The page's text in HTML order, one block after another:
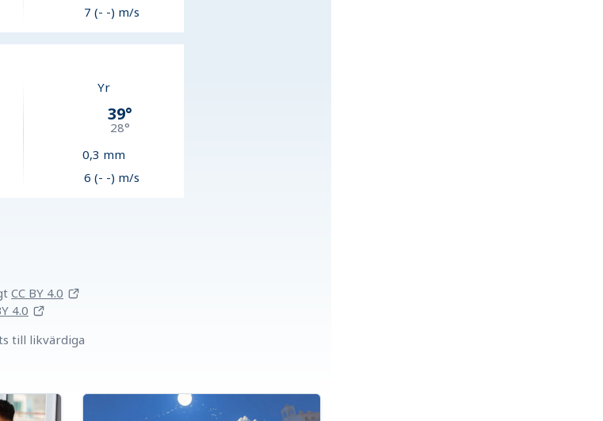
7 (- -) m/s
Yr
39°
28°
0,3 mm
6 (- -) m/s
CC BY 4.0
4.0
till likvärdiga